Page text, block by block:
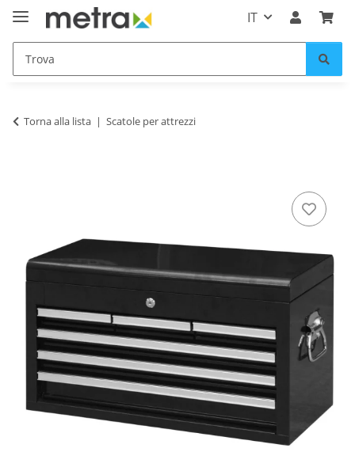
IT
Torna alla lista Scatole per attrezzi